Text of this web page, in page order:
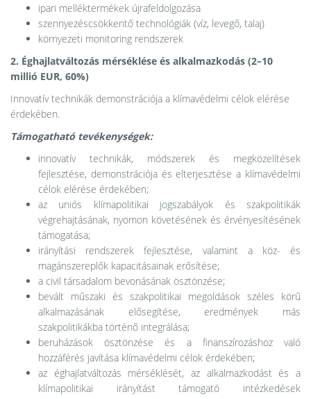
ipari melléktermékek újrafeldolgozása
szennyezéscsökkentő technológiák (víz, levegő, talaj)
környezeti monitoring rendszerek
2. Éghajlatváltozás mérséklése és alkalmazkodás (2–10
millió EUR, 60%)
Innovatív technikák demonstrációja a klímavédelmi célok elérése
érdekében.
Támogatható tevékenységek:
innovatív technikák, módszerek és megközelítések
fejlesztése, demonstrációja és elterjesztése a klímavédelmi
célok elérése érdekében;
az uniós klímapolitikai jogszabályok és szakpolitikák
végrehajtásának, nyomon követésének és érvényesítésének
támogatása;
irányítási rendszerek fejlesztése, valamint a köz- és
magánszereplők kapacitásainak erősítése;
a civil társadalom bevonásának ösztönzése;
bevált műszaki és szakpolitikai megoldások széles körű
alkalmazásának elősegítése, eredmények más
szakpolitikákba történő integrálása;
beruházások ösztönzése és a finanszírozáshoz való
hozzáférés javítása klímavédelmi célok érdekében;
az éghajlatváltozás mérséklését, az alkalmazkodást és a
klímapolitikai irányítást támogató intézkedések